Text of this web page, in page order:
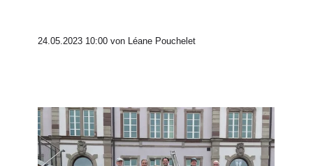
24.05.2023 10:00 von Léane Pouchelet